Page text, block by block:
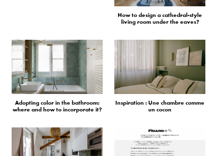
How to design a cathedral-style
living room under the eaves?
Adopting color in the bathroom:
where and how to incorporate it?
Inspiration : Une chambre comme
un cocon